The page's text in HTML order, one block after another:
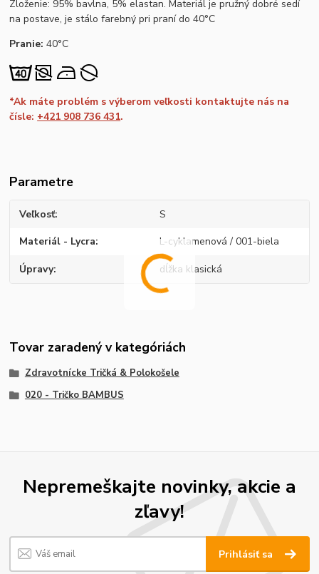
Zloženie: 95% bavlna, 5% elastan. Materiál je pružný dobré sedí
na postave, je stálo farebný pri praní do 40°C
Pranie:40°C
*Ak máte problém s výberom veľkosti kontaktujte nás na
čísle: +421 908 736 431.
Parametre
Veľkosť S
Materiál - Lycra L-cyklamenová / 001-biela
Úpravy dĺžka klasická
Tovar zaradený v kategóriách
Zdravotnícke Tričká & Polokošele
020 - Tričko BAMBUS
Nepremeškajte novinky, akcie a
zľavy!
Prihlásiť sa